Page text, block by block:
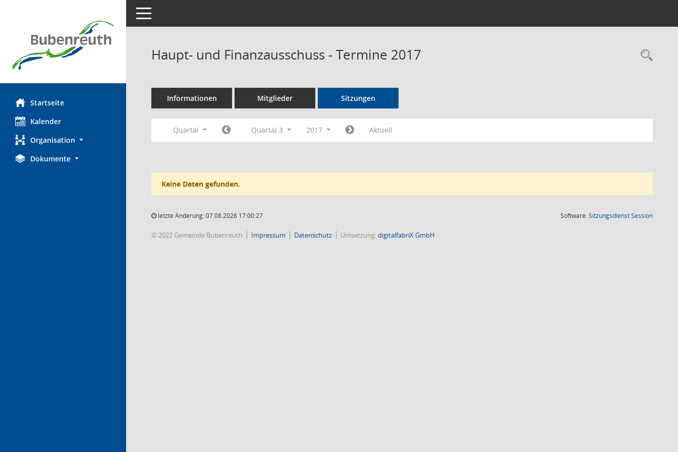
Startseite
Kalender
Organisation
Dokumente
Toggle navigation
Haupt- und Finanzausschuss - Termine 2017
Informationen Mitglieder Sitzungen
Quartal Quartal 3 2017 Aktuell
Keine Daten gefunden.
letzte Änderung: 07.08.2026 17:00:27 Software:SitzungsdienstSession(Wird in
© 2022 Gemeinde Bubenreuth Impressum Datenschutz Umsetzung:digitalfabriX GmbH